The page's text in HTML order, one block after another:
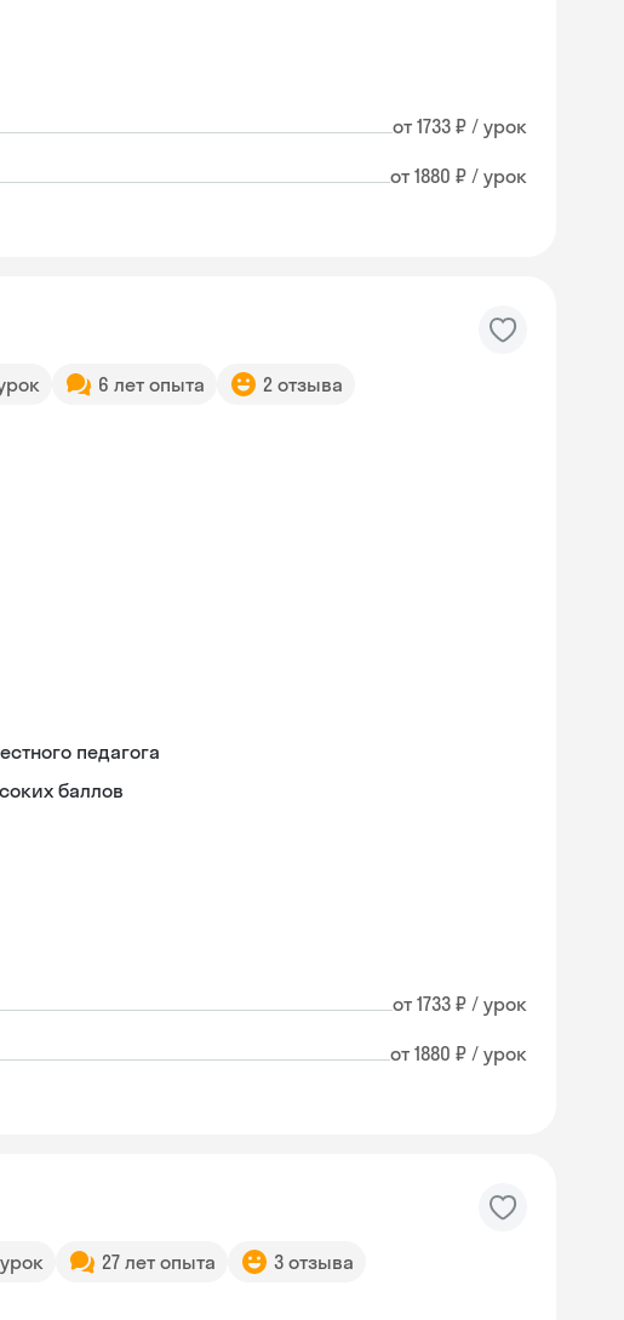
от 1733 ₽ / урок
от 1880 ₽ / урок
6 лет опыта 2 отзыва
педагога
баллов
от 1733 ₽ / урок
от 1880 ₽ / урок
27 лет опыта 3 отзыва